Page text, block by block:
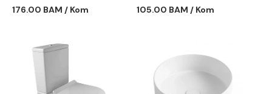
176.00 BAM / Kom
105.00 BAM / Kom